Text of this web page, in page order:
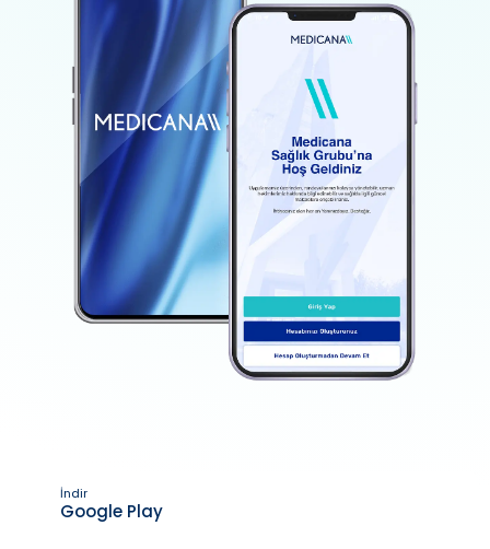
İndir
Google Play